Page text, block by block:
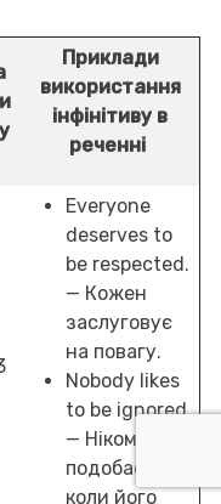
Приклади
використання
інфінітиву в
реченні
Everyone
deserves to
be respected.
— Кожен
заслуговує
на повагу.
Nobody likes
to be ignored.
— Нікому не
подобається,
коли його